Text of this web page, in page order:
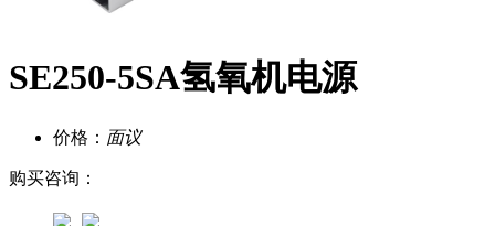
SE250-5SA氢氧机电源
价格： 面议
购买咨询：